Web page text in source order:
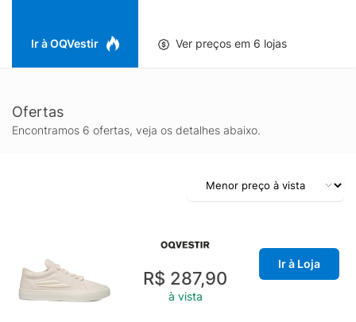
Ir à OQVestir Ver preços em 6 lojas
Ofertas
Encontramos 6 ofertas, veja os detalhes abaixo.
R$ 287,90
à vista
Ir à Loja